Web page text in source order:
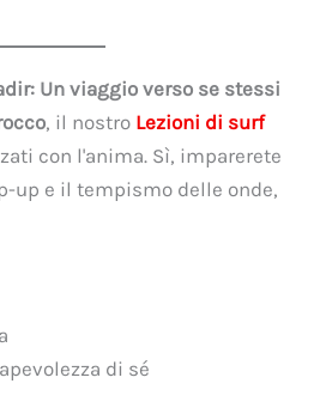
Un viaggio verso se stessi
, il nostro Lezioni di surf
con l'anima. Sì, imparerete
up e il tempismo delle onde,
di sé